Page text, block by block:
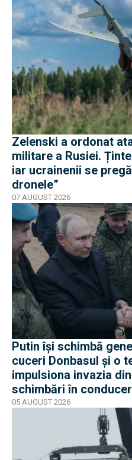
Zelenski a ordonat
militare a Rusiei.
iar ucrainenii se
dronele”
07 AUGUST 2026
Putin își schimbă
cuceri Donbasul și o
impulsiona invazia
schimbări în
05 AUGUST 2026